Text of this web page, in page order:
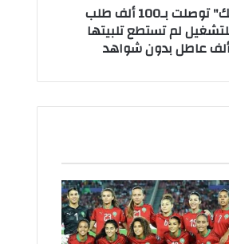
السكوري: "أنابيك" توصلت بـ100 ألف طلب
لم تستطع تلبيتها